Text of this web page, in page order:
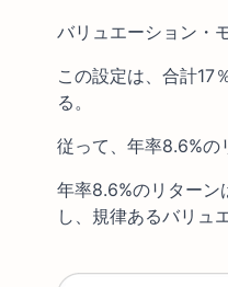
バリュエーション・
この設定は、合計17
る。
従って、年率8.6%の
年率8.6%のリターン
し、規律あるバリュ